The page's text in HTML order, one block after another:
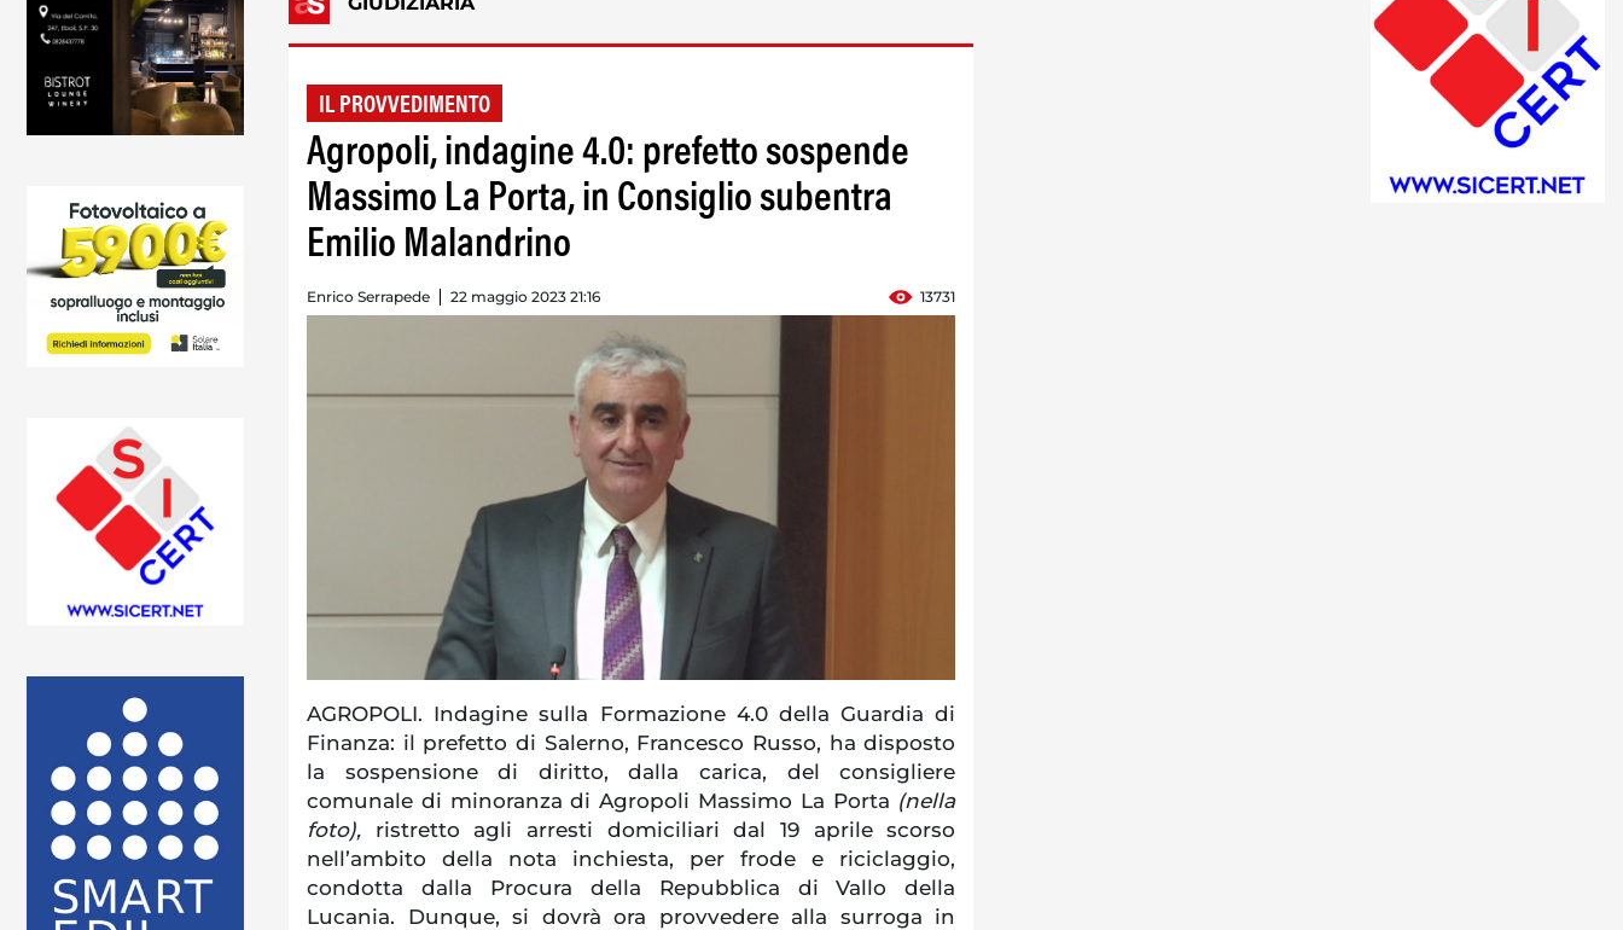
IL PROVVEDIMENTO
Agropoli, indagine 4.0: prefetto sospende
Massimo La Porta, in Consiglio subentra
Emilio Malandrino
Enrico Serrapede 22 maggio 2023 21:16 13731
AGROPOLI. Indagine sulla Formazione 4.0 della Guardia di
Finanza: il prefetto di Salerno, Francesco Russo, ha disposto
la sospensione di diritto, dalla carica, del consigliere
comunale di minoranza di Agropoli Massimo La Porta (nella
foto), ristretto agli arresti domiciliari dal 19 aprile scorso
nell’ambito della nota inchiesta, per frode e riciclaggio,
condotta dalla Procura della Repubblica di Vallo della
Lucania. Dunque, si dovrà ora provvedere alla surroga in